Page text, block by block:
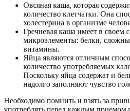
Овсяная каша, которая
количество клетчатки. Она
холестерина в организме
Гречневая каша имеет в своем
микроэлементы: белки,
витамины.
Яйца являются отличным
количество употребляемых
Поскольку яйца содержат и
надолго заполняют чувство
Необходимо помнить и взять за
употреблять перед каждым приемом